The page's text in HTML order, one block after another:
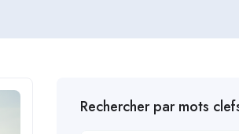
Rechercher par mots